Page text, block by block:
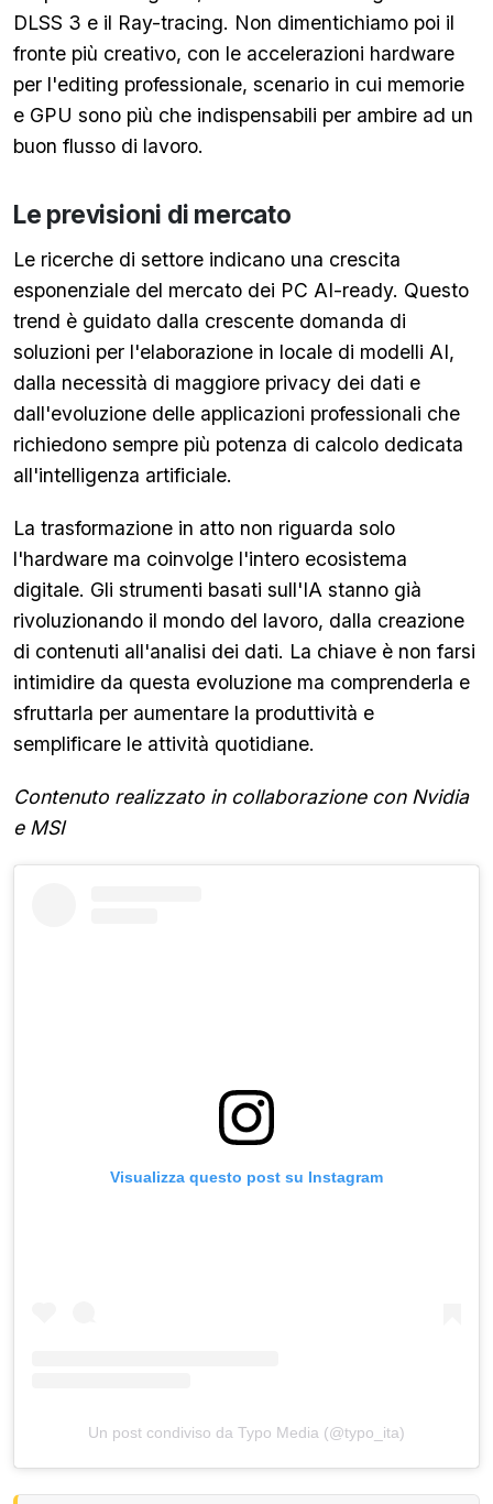
DLSS 3 e il Ray-tracing. Non dimentichiamo poi il
fronte più creativo, con le accelerazioni hardware
per l'editing professionale, scenario in cui memorie
e GPU sono più che indispensabili per ambire ad un
buon flusso di lavoro.
Le previsioni di mercato
Le ricerche di settore indicano una crescita
esponenziale del mercato dei PC AI-ready. Questo
trend è guidato dalla crescente domanda di
soluzioni per l'elaborazione in locale di modelli AI,
dalla necessità di maggiore privacy dei dati e
dall'evoluzione delle applicazioni professionali che
richiedono sempre più potenza di calcolo dedicata
all'intelligenza artificiale.
La trasformazione in atto non riguarda solo
l'hardware ma coinvolge l'intero ecosistema
digitale. Gli strumenti basati sull'IA stanno già
rivoluzionando il mondo del lavoro, dalla creazione
di contenuti all'analisi dei dati. La chiave è non farsi
intimidire da questa evoluzione ma comprenderla e
sfruttarla per aumentare la produttività e
semplificare le attività quotidiane.
Contenuto realizzato in collaborazione con Nvidia
e MSI
Visualizza questo post su Instagram
Un post condiviso da Typo Media (@typo_ita)